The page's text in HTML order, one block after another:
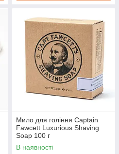
Мило для гоління Captain
Fawcett Luxurious Shaving
Soap 100 г
В наявності